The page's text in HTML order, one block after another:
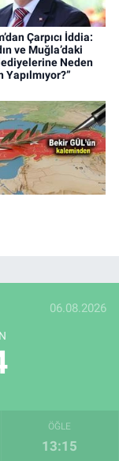
Çarpıcı İddia:
ve Muğla’daki
Neden
Yapılmıyor?”
06.08.2026
ÖĞLE
13:15